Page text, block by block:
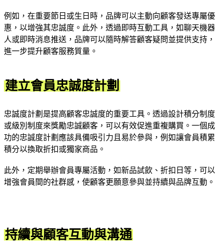
例如，在重要節日或生日時，品牌可以主動向顧客發送專屬優
惠，以增強其忠誠度。此外，透過即時互動工具，如聊天機器
人或即時消息推送，品牌可以隨時解答顧客疑問並提供支持，
進一步提升顧客服務質量。
建立會員忠誠度計劃
忠誠度計劃是提高顧客忠誠度的重要工具。透過設計積分制度
或級別制度來獎勵忠誠顧客，可以有效促進重複購買。一個成
功的忠誠度計劃應該具備吸引力且易於參與，例如讓會員積累
積分以換取折扣或獨家商品。
此外，定期舉辦會員專屬活動，如新品試飲、折扣日等，可以
增強會員間的社群感，使顧客更願意參與並持續與品牌互動。
持續與顧客互動與溝通